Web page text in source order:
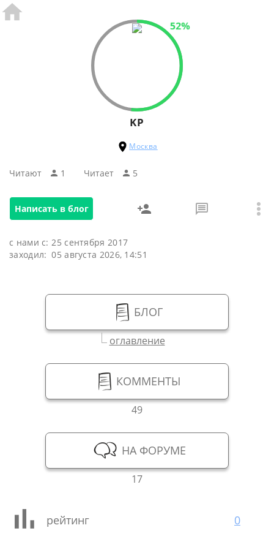
52%
KP
Москва
Читают 1 Читаeт 5
Написать в блог
с нами с: 25 сентября 2017
заходил: 05 августа 2026, 14:51
БЛОГ
оглавление
КОММЕНТЫ
49
НА ФОРУМЕ
17
рейтинг 0